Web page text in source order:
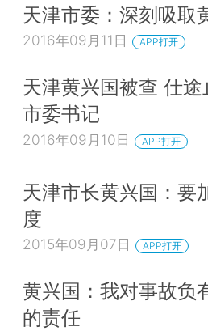
天津市委：深刻吸取
2016年09月11日 APP打开
天津黄兴国被查 仕途
市委书记
2016年09月10日 APP打开
天津市长黄兴国：要
度
2015年09月07日 APP打开
黄兴国：我对事故负
的责任